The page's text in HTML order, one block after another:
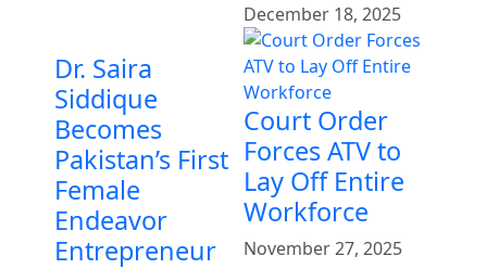
December 18, 2025
Dr. Saira
Siddique
Becomes
Pakistan’s First
Female
Endeavor
Entrepreneur
Court Order
Forces ATV to
Lay Off Entire
Workforce
November 27, 2025